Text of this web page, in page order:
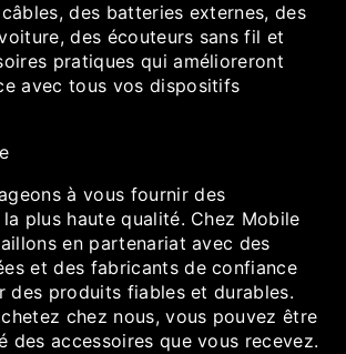
des batteries externes, des
des écouteurs sans fil et
pratiques qui amélioreront
avec tous vos dispositifs
à vous fournir des
plus haute qualité. Chez Mobile
en partenariat avec des
et des fabricants de confiance
des produits fiables et durables.
chez nous, vous pouvez être
des accessoires que vous recevez.